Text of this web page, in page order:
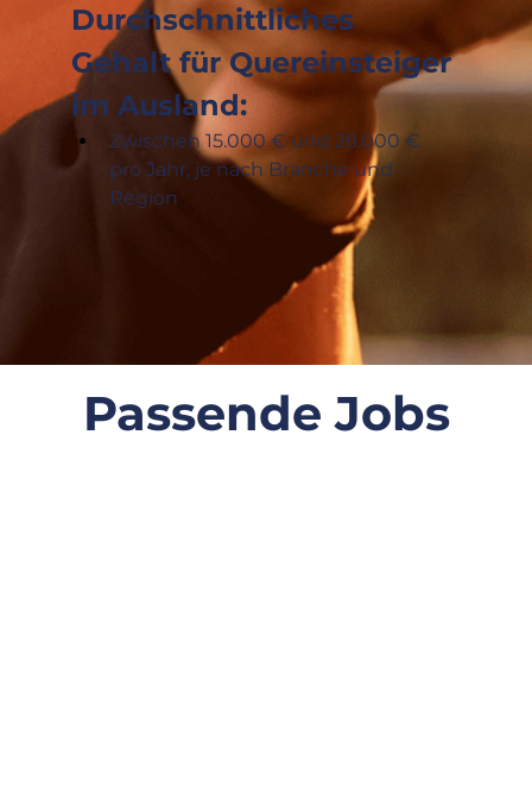
Durchschnittliches
Gehalt für Quereinsteiger
im Ausland:
Zwischen 15.000 € und 28.000 €
pro Jahr, je nach Branche und
Region
Passende Jobs